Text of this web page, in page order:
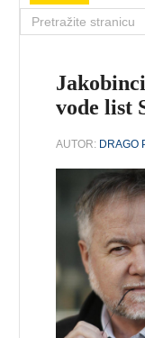
vode list
AUTOR: DRAGO